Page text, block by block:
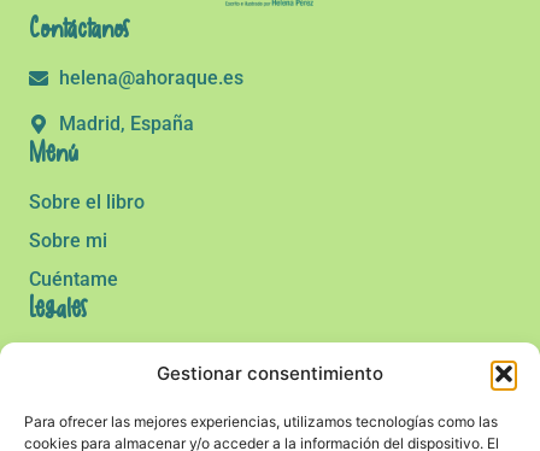
Gestionar consentimiento
Para ofrecer las mejores experiencias, utilizamos tecnologías como las
cookies para almacenar y/o acceder a la información del dispositivo. El
Menú
Sobre el libro
Sobre mi
Cuéntame
Legales
Aviso legal
Contáctanos
helena@ahoraque.es
Madrid, España